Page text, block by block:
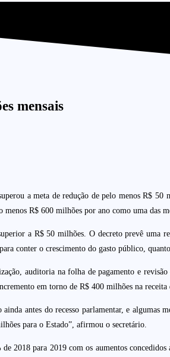
mensais
a meta de redução de pelo menos R$
R$ 600 milhões por ano como uma das
a R$ 50 milhões. O decreto prevê uma
conter o crescimento do gasto público,
auditoria na folha de pagamento e
em torno de R$ 400 milhões na receita
antes do recesso parlamentar, e algumas
para o Estado”, afirmou o secretário.
2018 para 2019 com os aumentos